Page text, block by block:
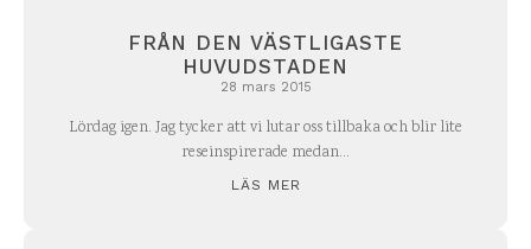
FRÅN DEN VÄSTLIGASTE
HUVUDSTADEN
28 mars 2015
Lördag igen. Jag tycker att vi lutar oss tillbaka och blir lite
reseinspirerade medan...
LÄS MER